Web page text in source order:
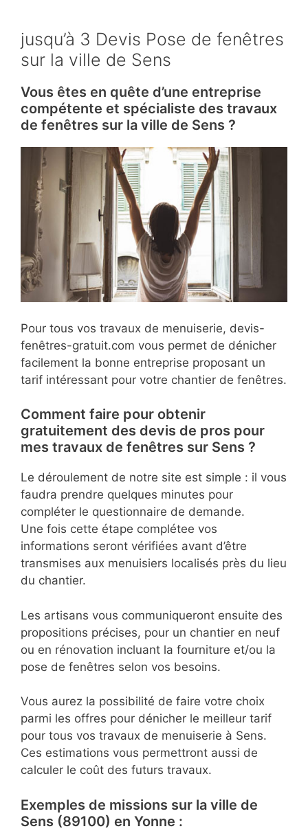
jusqu’à 3 Devis Pose de fenêtres
sur la ville de Sens
Vous êtes en quête d’une entreprise
compétente et spécialiste des travaux
de fenêtres sur la ville de Sens ?
Pour tous vos travaux de menuiserie, devis-
fenêtres-gratuit.com vous permet de dénicher
facilement la bonne entreprise proposant un
tarif intéressant pour votre chantier de fenêtres.
Comment faire pour obtenir
gratuitement des devis de pros pour
mes travaux de fenêtres sur Sens ?
Le déroulement de notre site est simple : il vous
faudra prendre quelques minutes pour
compléter le questionnaire de demande.
Une fois cette étape complétee vos
informations seront vérifiées avant d’être
transmises aux menuisiers localisés près du lieu
du chantier.
Les artisans vous communiqueront ensuite des
propositions précises, pour un chantier en neuf
ou en rénovation incluant la fourniture et/ou la
pose de fenêtres selon vos besoins.
Vous aurez la possibilité de faire votre choix
parmi les offres pour dénicher le meilleur tarif
pour tous vos travaux de menuiserie à Sens.
Ces estimations vous permettront aussi de
calculer le coût des futurs travaux.
Exemples de missions sur la ville de
Sens (89100) en Yonne :